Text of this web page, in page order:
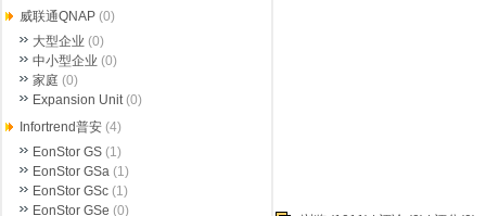
威联通QNAP (0)
大型企业 (0)
中小型企业 (0)
家庭 (0)
Expansion Unit(0)
Infortrend普安 (4)
EonStor GS (1)
EonStor GSa (1)
EonStor GSc (1)
EonStor GSe (0)